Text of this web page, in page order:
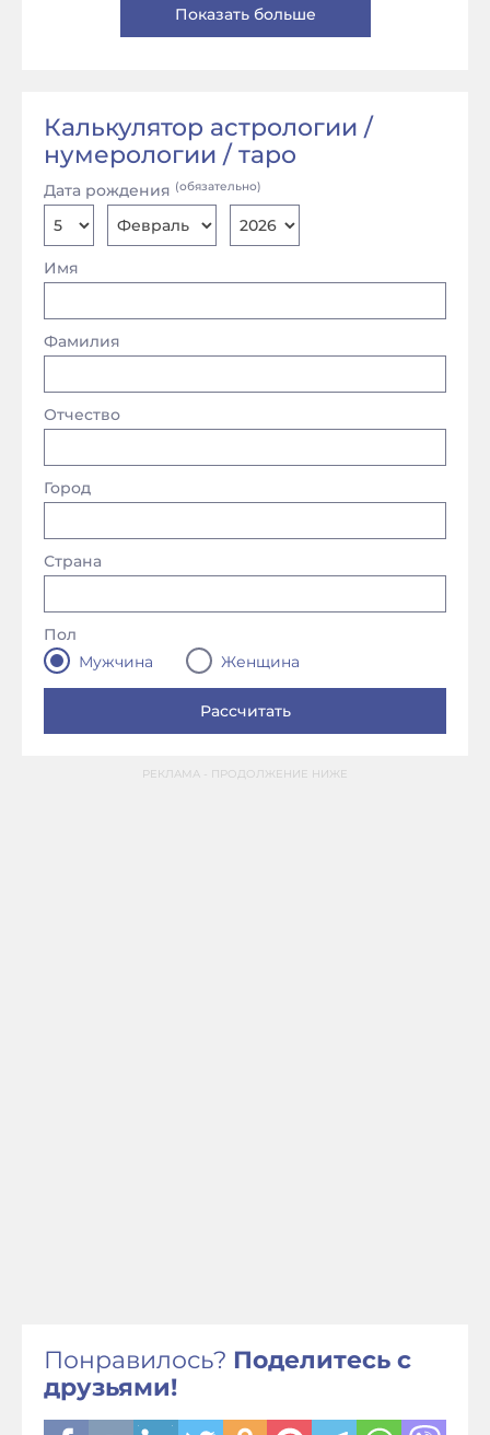
Показать больше
Калькулятор астрологии /
нумерологии / таро
Имя
Фамилия
Отчество
Дата рождения (обязательно)
Страна
Город
Пол
Мужчина
Женщина
РЕКЛАМА - ПРОДОЛЖЕНИЕ НИЖЕ
Понравилось? Поделитесь с
друзьями!